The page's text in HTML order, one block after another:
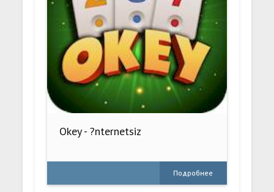
Okey - ?nternetsiz
Подробнее